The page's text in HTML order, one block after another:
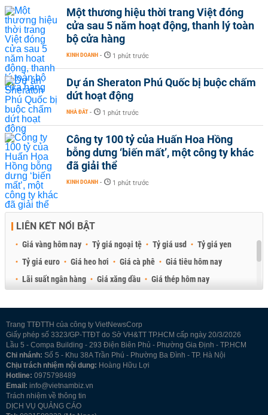
Một thương hiệu thời trang Việt đóng
cửa sau 5 năm hoạt động, thanh lý toàn
bộ cửa hàng
KINH DOANH - 1 phút trước
Dự án Sheraton Phú Quốc bị buộc chấm
dứt hoạt động
NHÀ ĐẤT - 1 phút trước
Công ty 100 tỷ của Huấn Hoa Hồng
bỗng dưng ‘biến mất’, một công ty khác
đã giải thể
KINH DOANH - 1 phút trước
LIÊN KẾT NỔI BẬT
Giá vàng hôm nay Tỷ giá ngoại tệ Tỷ giá usd
Tỷ giá yen
Tỷ giá euro
Giá heo hơi Giá cà phê
Giá tiêu hôm nay
Lãi suất ngân hàng
Giá xăng dầu
Giá thép hôm nay
Trang TTĐTTH của công ty VietNewsCorp
Giấy phép số 3323/GP-TTĐT do Sở VH&TT TP.HCM cấp ngày 20/3/2026
Lầu 5 - Compa Building - 293 Điện Biên Phủ - Phường Gia Định - TP.HCM
Chi nhánh: Số 5 - Khu 38A Trần Phú - Phường Ba Đình - TP. Hà Nội
Chịu trách nhiệm nội dung: Hoàng Hữu Lợi
Hotline: 0975798489
Email: info@vietnambiz.vn
Trách nhiệm về thông tin
DỊCH VỤ QUẢNG CÁO